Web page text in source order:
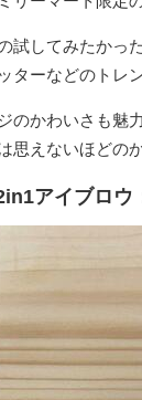
の試してみたか
ターなどのトレ
のかわいさも魅
思えないほどの
アイブロウ